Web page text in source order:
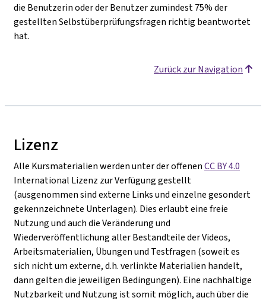
die Benutzerin oder der Benutzer zumindest 75% der
gestellten Selbstüberprüfungsfragen richtig beantwortet
hat.
Zurück zur Navigation
Lizenz
Alle Kursmaterialien werden unter der offenenCC BY 4.0
International Lizenz zur Verfügung gestellt
(ausgenommen sind externe Links und einzelne gesondert
gekennzeichnete Unterlagen). Dies erlaubt eine freie
Nutzung und auch die Veränderung und
Wiederveröffentlichung aller Bestandteile der Videos,
Arbeitsmaterialien, Übungen und Testfragen (soweit es
sich nicht um externe, d.h. verlinkte Materialien handelt,
dann gelten die jeweiligen Bedingungen). Eine nachhaltige
Nutzbarkeit und Nutzung ist somit möglich, auch über die